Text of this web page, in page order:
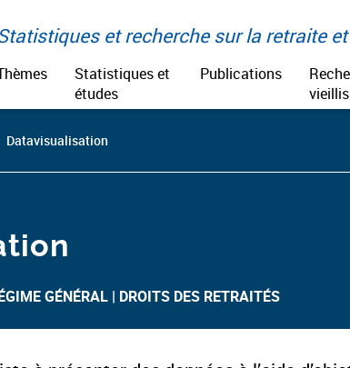
et recherche sur la retraite
Statistiques et
études
Publications
Datavisualisation
GÉNÉRAL​ DROITS DES RETRAITÉS ​